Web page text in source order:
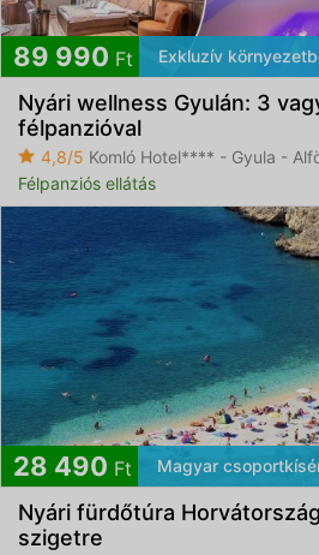
89 990 Ft Exkluzív
Nyári wellness Gyulán: 3
félpanzióval
4,8/5 Komló Hotel**** - Gyula -
Félpanziós ellátás
28 490 Ft Magyar
Nyári fürdőtúra
szigetre